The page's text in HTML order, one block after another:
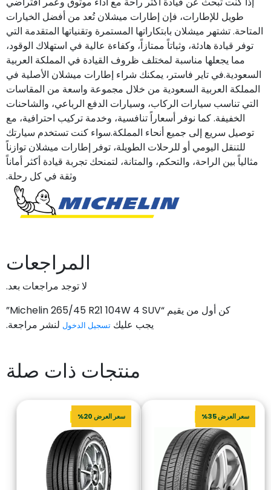
طويل للإطارات، فإن إطارات ميشلان تُعد من أفضل الخيارات
المتاحة. تشتهر ميشلان بابتكاراتها المستمرة وتقنياتها المتقدمة التي
توفر قيادة هادئة، وثباتاً ممتازاً، وكفاءة عالية في استهلاك الوقود،
مما يجعلها مناسبة لمختلف ظروف القيادة في المملكة العربية
السعودية.في تاير فاستر، يمكنك شراء إطارات ميشلان الأصلية في
المملكة العربية السعودية من خلال مجموعة واسعة من المقاسات
التي تناسب سيارات الركاب، وسيارات الدفع الرباعي، والشاحنات
الخفيفة. كما نوفر أسعاراً تنافسية، وخدمة تركيب احترافية، مع
توصيل سريع إلى جميع أنحاء المملكة.سواء كنت تستخدم سيارتك
للتنقل اليومي أو للرحلات الطويلة، توفر إطارات ميشلان توازناً
مثالياً بين الراحة، والتحكم، والمتانة، لتمنحك تجربة قيادة أكثر أماناً
وثقة في كل رحلة.
المراجعات
لا توجد مراجعات بعد.
كن أول من يقيم “Michelin 265/45 R21 104W 4 SUV”
يجب عليك تسجيل الدخول لنشر مراجعة.
منتجات ذات صلة
سعر العرض 35% سعر العرض 20%